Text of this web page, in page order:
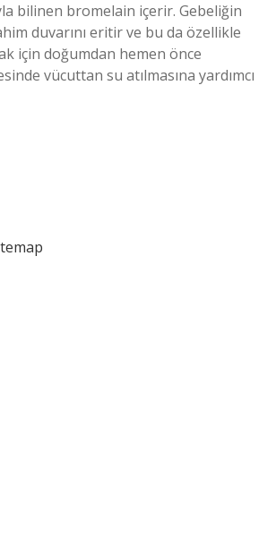
bilinen bromelain içerir. Gebeliğin
duvarını eritir ve bu da özellikle
için doğumdan hemen önce
vücuttan su atılmasına yardımcı